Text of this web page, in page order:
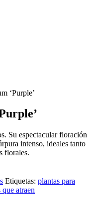
‘Purple’
Su espectacular floración
intenso, ideales tanto
florales.
Etiquetas: plantas para
que atraen